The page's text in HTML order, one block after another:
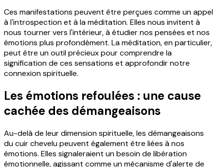
Ces manifestations peuvent être perçues comme un appel
à l'introspection et à la méditation. Elles nous invitent à
nous tourner vers l'intérieur, à étudier nos pensées et nos
émotions plus profondément. La méditation, en particulier,
peut être un outil précieux pour comprendre la
signification de ces sensations et approfondir notre
connexion spirituelle.
Les émotions refoulées : une cause
cachée des démangeaisons
Au-delà de leur dimension spirituelle, les démangeaisons
du cuir chevelu peuvent également être liées à nos
émotions. Elles signaleraient un besoin de libération
émotionnelle, agissant comme un mécanisme d'alerte de